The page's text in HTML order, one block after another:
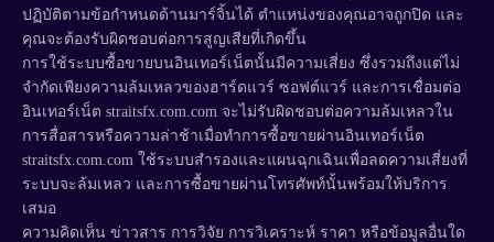
ปฏิบัติตามข้อกำหนดด้านมาร์จิ้นได้ ตำแหน่งของคุณอาจถูกปิด และ
คุณจะต้องรับผิดชอบต่อการสูญเสียที่เกิดขึ้น
การใช้ระบบซื้อขายบนอินเทอร์เน็ตนั้นมีความเสี่ยง ซึ่งรวมถึงแต่ไม่
จำกัดเพียงความล้มเหลวของฮาร์ดแวร์ ซอฟต์แวร์ และการเชื่อมต่อ
อินเทอร์เน็ต straitsfx.com.com จะไม่รับผิดชอบต่อความล้มเหลวใน
การสื่อสารหรือความล่าช้าเมื่อทำการซื้อขายผ่านอินเทอร์เน็ต
straitsfx.com.com ใช้ระบบสำรองและแผนฉุกเฉินเพื่อลดความเสี่ยงที่
ระบบจะล้มเหลว และการซื้อขายผ่านโทรศัพท์นั้นพร้อมให้บริการ
เสมอ
ความคิดเห็น ข่าวสาร การวิจัย การวิเคราะห์ ราคา หรือข้อมูลอื่นใด